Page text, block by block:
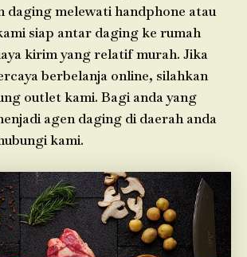
daging melewati handphone atau
siap antar daging ke rumah
kirim yang relatif murah. Jika
berbelanja online, silahkan
outlet kami. Bagi anda yang
agen daging di daerah anda
kami.